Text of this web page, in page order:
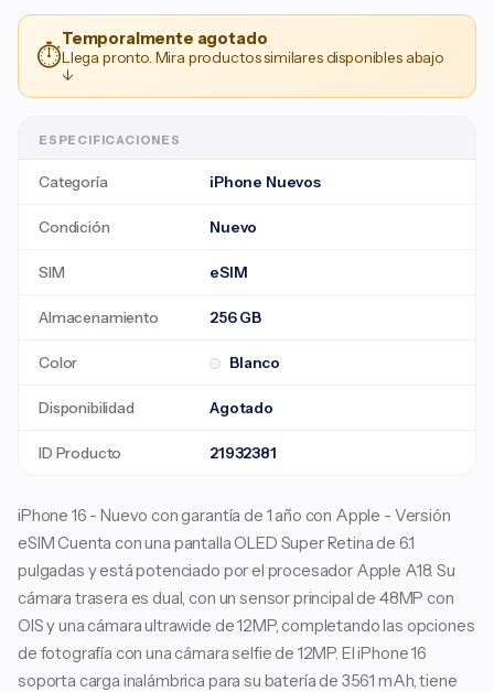
⏱
Temporalmente agotado
Llega pronto. Mira productos similares disponibles abajo
↓
ESPECIFICACIONES
Categoría iPhone Nuevos
Condición Nuevo
SIM eSIM
Almacenamiento 256 GB
Color Blanco
Disponibilidad Agotado
ID Producto 21932381
iPhone 16 - Nuevo con garantía de 1 año con Apple - Versión
eSIM Cuenta con una pantalla OLED Super Retina de 6.1
pulgadas y está potenciado por el procesador Apple A18. Su
cámara trasera es dual, con un sensor principal de 48MP con
OIS y una cámara ultrawide de 12MP, completando las opciones
de fotografía con una cámara selfie de 12MP. El iPhone 16
soporta carga inalámbrica para su batería de 3561 mAh, tiene